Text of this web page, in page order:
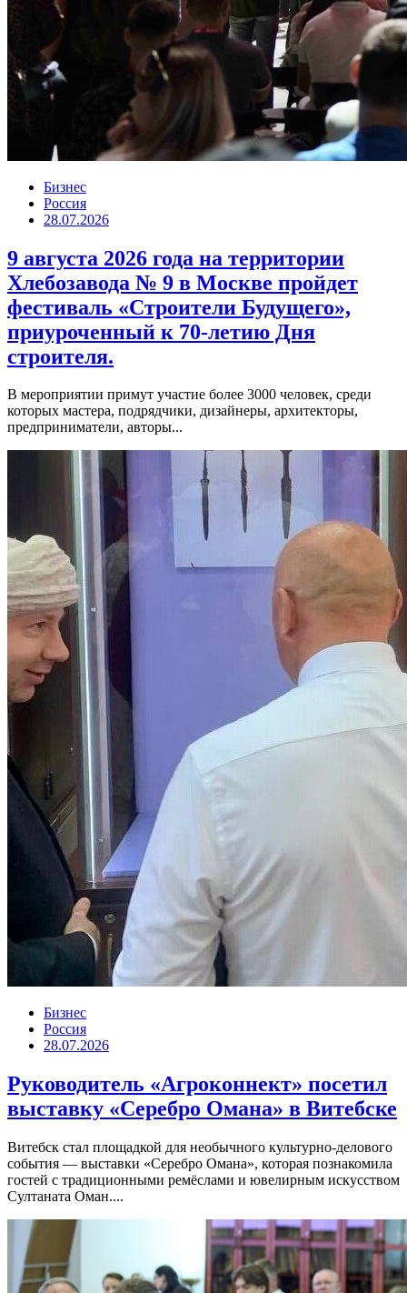
Бизнес
Россия
28.07.2026
9 августа 2026 года на территории
Хлебозавода № 9 в Москве пройдет
фестиваль «Строители Будущего»,
приуроченный к 70-летию Дня
строителя.
В мероприятии примут участие более 3000 человек, среди
которых мастера, подрядчики, дизайнеры, архитекторы,
предприниматели, авторы...
Бизнес
Россия
28.07.2026
Руководитель «Агроконнект» посетил
выставку «Серебро Омана» в Витебске
Витебск стал площадкой для необычного культурно-делового
события — выставки «Серебро Омана», которая познакомила
гостей с традиционными ремёслами и ювелирным искусством
Султаната Оман....